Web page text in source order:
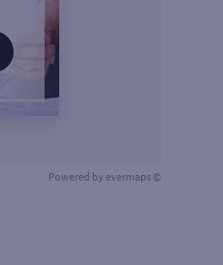
Powered by evermaps ©